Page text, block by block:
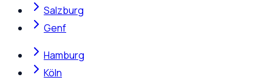
Salzburg
Genf
Hamburg
Köln